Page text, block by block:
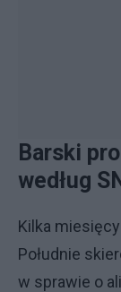
Barski
według SN
Kilka
Południe
w sprawie o